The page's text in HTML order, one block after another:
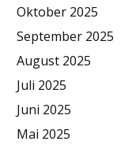
Oktober 2025
September 2025
August 2025
Juli 2025
Juni 2025
Mai 2025